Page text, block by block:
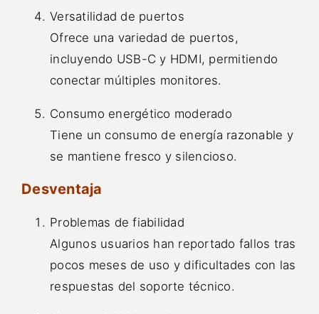
Versatilidad de puertos
Ofrece una variedad de puertos,
incluyendo USB-C y HDMI, permitiendo
conectar múltiples monitores.
Consumo energético moderado
Tiene un consumo de energía razonable y
se mantiene fresco y silencioso.
Desventaja
Problemas de fiabilidad
Algunos usuarios han reportado fallos tras
pocos meses de uso y dificultades con las
respuestas del soporte técnico.